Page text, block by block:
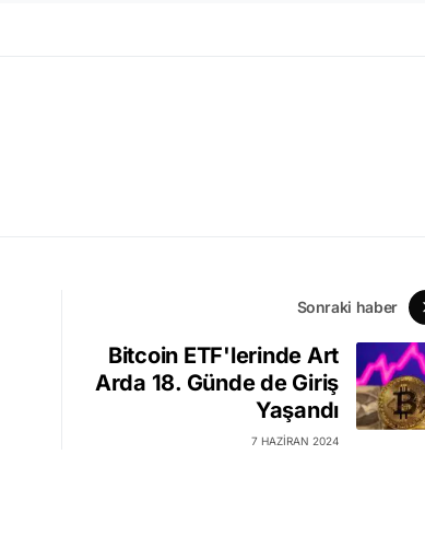
Sonraki haber
Bitcoin ETF'lerinde Art
Arda 18. Günde de Giriş
Yaşandı
7 HAZIRAN 2024